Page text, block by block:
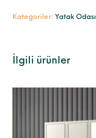
Kategoriler: Yatak Odası
İlgili ürünler